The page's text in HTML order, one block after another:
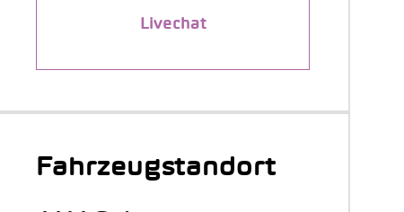
Livechat
Fahrzeugstandort